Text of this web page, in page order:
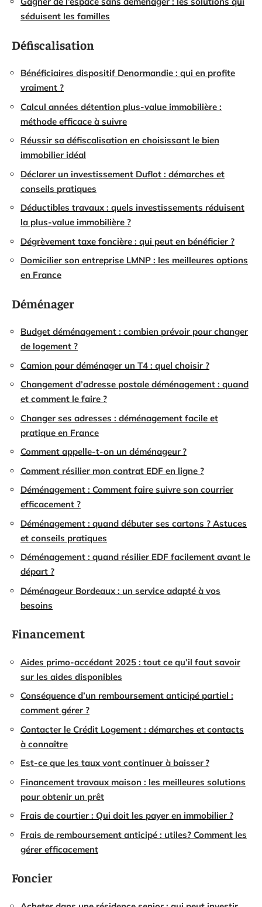
séduisent les familles
Défiscalisation
Bénéficiaires dispositif Denormandie : qui en profite
vraiment ?
Calcul années détention plus-value immobilière :
méthode efficace à suivre
Réussir sa défiscalisation en choisissant le bien
immobilier idéal
Déclarer un investissement Duflot : démarches et
conseils pratiques
Déductibles travaux : quels investissements réduisent
la plus-value immobilière ?
Dégrèvement taxe foncière : qui peut en bénéficier ?
Domicilier son entreprise LMNP : les meilleures options
en France
Déménager
Budget déménagement : combien prévoir pour changer
de logement ?
Camion pour déménager un T4 : quel choisir ?
Changement d’adresse postale déménagement : quand
et comment le faire ?
Changer ses adresses : déménagement facile et
pratique en France
Comment appelle-t-on un déménageur ?
Comment résilier mon contrat EDF en ligne ?
Déménagement : Comment faire suivre son courrier
efficacement ?
Déménagement : quand débuter ses cartons ? Astuces
et conseils pratiques
Déménagement : quand résilier EDF facilement avant le
départ ?
Déménageur Bordeaux : un service adapté à vos
besoins
Financement
Aides primo-accédant 2025 : tout ce qu’il faut savoir
sur les aides disponibles
Conséquence d’un remboursement anticipé partiel :
comment gérer ?
Contacter le Crédit Logement : démarches et contacts
à connaître
Est-ce que les taux vont continuer à baisser ?
Financement travaux maison : les meilleures solutions
pour obtenir un prêt
Frais de courtier : Qui doit les payer en immobilier ?
Frais de remboursement anticipé : utiles? Comment les
gérer efficacement
Foncier